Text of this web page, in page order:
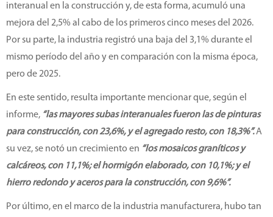
interanual en la construcción y, de esta forma, acumuló una
mejora del 2,5% al cabo de los primeros cinco meses del 2026.
Por su parte, la industria registró una baja del 3,1% durante el
mismo período del año y en comparación con la misma época,
pero de 2025.
En este sentido, resulta importante mencionar que, según el
informe, “las mayores subas interanuales fueron las de pinturas
para construcción, con 23,6%, y el agregado resto, con 18,3%”.A
su vez, se notó un crecimiento en “los mosaicos graníticos y
calcáreos, con 11,1%; el hormigón elaborado, con 10,1%; y el
hierro redondo y aceros para la construcción, con 9,6%”.
Por último, en el marco de la industria manufacturera, hubo tan